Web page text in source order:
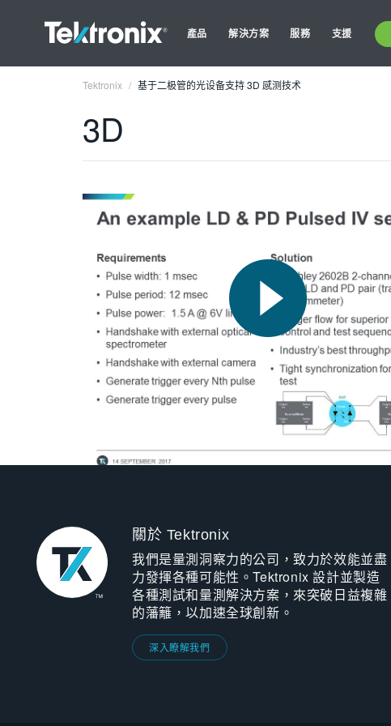
產品 解決方案 服務 支援
Tektronix 基于二极管的光设备支持 3D 感测技术
3D
關於 Tektronix
我們是量測洞察力的公司，致力於效能並盡
力發揮各種可能性。Tektronix 設計並製造
各種測試和量測解決方案，來突破日益複雜
的藩籬，以加速全球創新。
深入瞭解我們